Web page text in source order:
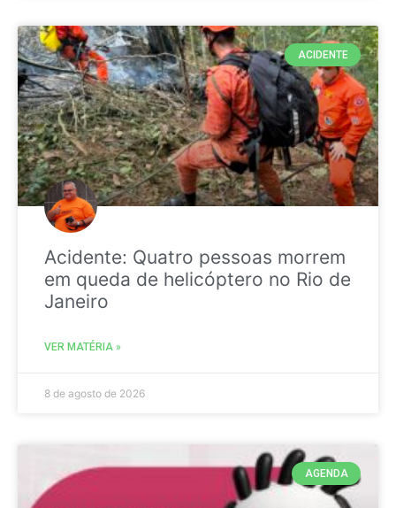
ACIDENTE
Acidente: Quatro pessoas morrem
em queda de helicóptero no Rio de
Janeiro
VER MATÉRIA »
8 de agosto de 2026
AGENDA